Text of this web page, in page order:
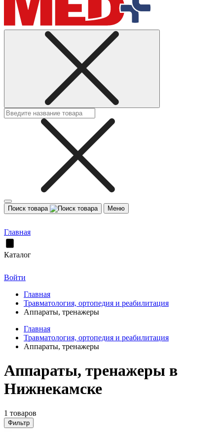
Поиск товара Меню
Главная
Каталог
Войти
Главная
Травматология, ортопедия и реабилитация
Аппараты, тренажеры
Главная
Травматология, ортопедия и реабилитация
Аппараты, тренажеры
Аппараты, тренажеры в
Нижнекамске
1 товаров
Фильтр